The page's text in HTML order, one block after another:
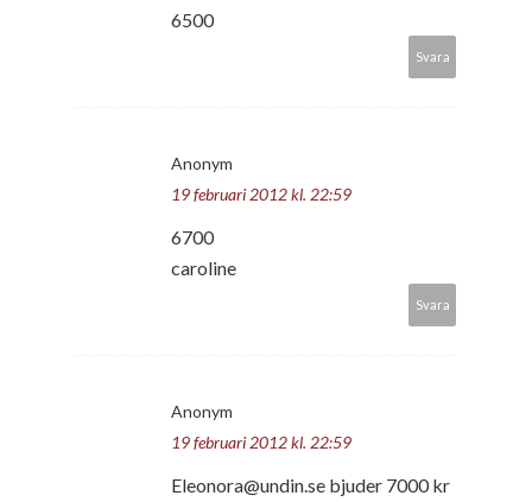
6500
Svara
Anonym
19 februari 2012 kl. 22:59
6700
caroline
Svara
Anonym
19 februari 2012 kl. 22:59
Eleonora@undin.se bjuder 7000 kr